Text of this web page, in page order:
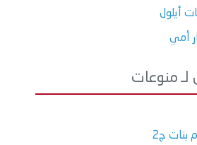
أيلول
أمي
لـ منوعات
بنات ج2